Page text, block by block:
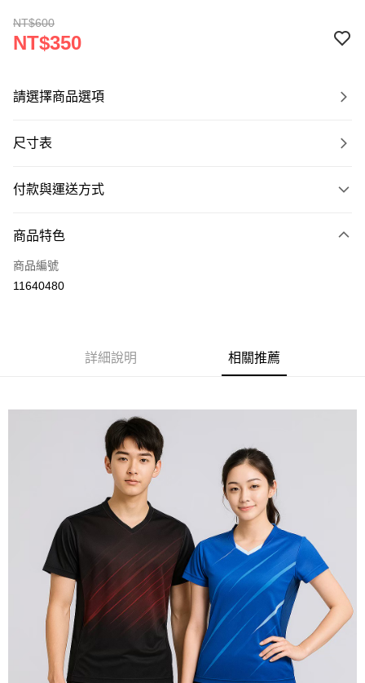
NT$600
NT$350
請選擇商品選項
尺寸表
付款與運送方式
信用卡一次付款
運送方式
商品特色
商品編號
11640480
詳細說明 相關推薦